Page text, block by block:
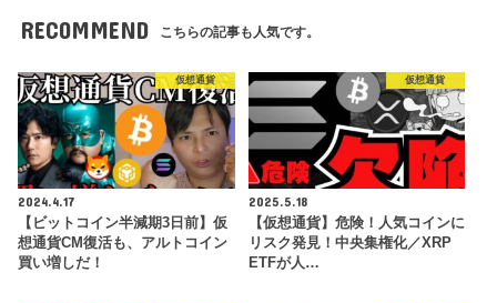
RECOMMEND こちらの記事も人気です。
仮想通貨
2024.4.17
【ビットコイン半減期3日前】仮
想通貨CM復活も、アルトコイン
買い増しだ！
仮想通貨
2025.5.18
【仮想通貨】危険！人気コインに
リスク発見！中央集権化／XRP
ETFが人…